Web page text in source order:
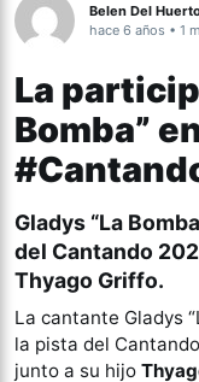
Belen Del
hace 6 años • 1
La
Bomba”
Gladys “La
del Cantando
Thyago Griffo.
La cantante Gladys
la pista del
junto a su hijo